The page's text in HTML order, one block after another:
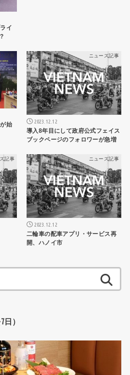
イ
記事
始
ニュース記事
2023.12.12
導入8年目にして政府公式フェイス
ブックページのフォロワーが急増
記事 ニュース記事
2023.12.12
二輪車の配車アプリ・サービス再
開、ハノイ市
索:
日）